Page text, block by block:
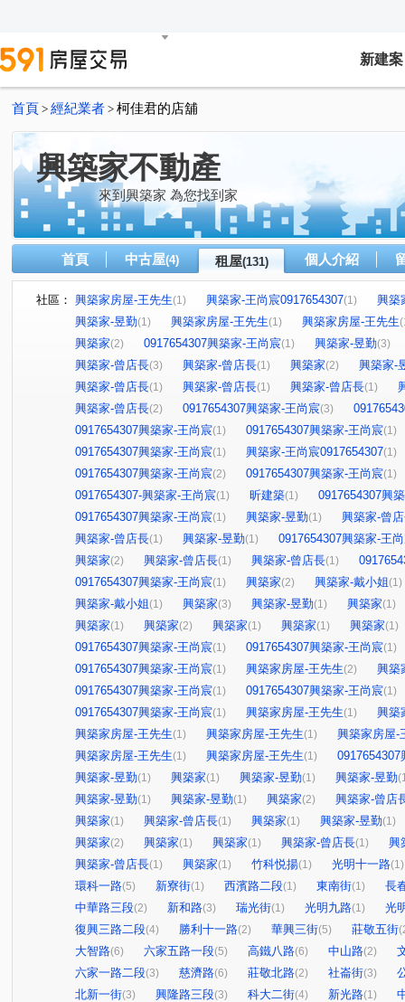
新建案
首頁 > 經紀業者 > 柯佳君的店舖
興築家不動產
來到興築家 為您找到家
首頁 中古屋(4) 租屋(131) 個人介紹
社區： 興築家房屋-王先生(1) 興築家-王尚宸0917654307(1)
興築
興築家-昱勤(1) 興築家房屋-王先生(1) 興築家房屋-王先生
興築家(2) 0917654307興築家-王尚宸(1) 興築家-昱勤(3)
興築家-曾店長(3) 興築家-曾店長(1) 興築家(2)
興築家-
興築家-曾店長(1) 興築家-曾店長(1) 興築家-曾店長(1)
興築家-曾店長(2) 0917654307興築家-王尚宸(3)
0917654307興築家-王尚宸(1) 0917654307興築家-王尚宸(1)
0917654307興築家-王尚宸(1) 興築家-王尚宸0917654307(1)
0917654307興築家-王尚宸(2) 0917654307興築家-王尚宸(1)
0917654307-興築家-王尚宸(1) 昕建築(1)
0917654307興
0917654307興築家-王尚宸(1) 興築家-昱勤(1)
興築家-曾
興築家-曾店長(1) 興築家-昱勤(1)
0917654307興築家-王
興築家(2) 興築家-曾店長(1) 興築家-曾店長(1)
0917654307興築家-王尚宸(1) 興築家(2) 興築家-戴小姐(1)
興築家-戴小姐(1) 興築家(3) 興築家-昱勤(1) 興築家(1)
興築家(1) 興築家(2) 興築家(1) 興築家(1) 興築家(1)
0917654307興築家-王尚宸(1) 0917654307興築家-王尚宸(1)
0917654307興築家-王尚宸(1) 興築家房屋-王先生(2)
興築
0917654307興築家-王尚宸(1) 0917654307興築家-王尚宸(1)
0917654307興築家-王尚宸(1) 興築家房屋-王先生(1)
興築
興築家房屋-王先生(1) 興築家房屋-王先生(1)
興築家房屋-
興築家房屋-王先生(1) 興築家房屋-王先生(1)
0917654307
興築家-昱勤(1) 興築家(1) 興築家-昱勤(1) 興築家-昱勤
興築家-昱勤(1) 興築家-昱勤(1) 興築家(2)
興築家-曾店
興築家(1) 興築家-曾店長(1) 興築家(1) 興築家-昱勤(1)
興築家(2) 興築家(1) 興築家(1) 興築家-曾店長(1)
興
興築家-曾店長(1) 興築家(1) 竹科悦揚(1) 光明十一路(1)
環科一路(5) 新寮街(1) 西濱路二段(1) 東南街(1)
長
中華路三段(2) 新和路(3) 瑞光街(1) 光明九路(1)
光
復興三路二段(4) 勝利十一路(2) 華興三街(5) 莊敬五街
大智路(6) 六家五路一段(5) 高鐵八路(6) 中山路(2)
六家一路二段(3) 慈濟路(6) 莊敬北路(2) 社崙街(3)
北新一街(3) 興隆路三段(3) 科大二街(4) 新光路(1)